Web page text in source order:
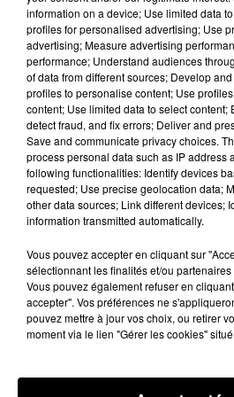
Publié : 10 septembre 2018
Charbonnel
pourrait investir 30 millions
marque.
Le tribunal devrait rendre
septembre
En attendant, l’homme
spécialisé dans l’immobilier
aussi intéressé par la
Toys’R’Us également en
déposé une offre. Le
décision en
information on a device; Use limited data
profiles for personalised advertising; Use
advertising; Measure advertising
performance; Understand audiences
of data from different sources; Develop
profiles to personalise content; Use
content; Use limited data to select content;
detect fraud, and fix errors; Deliver and
Save and communicate privacy choices.
process personal data such as IP address
following functionalities: Identify devices
requested; Use precise geolocation data;
other data sources; Link different devices;
information transmitted automatically.
Vous pouvez accepter en cliquant sur
sélectionnant les finalités et/ou
Vous pouvez également refuser en
accepter". Vos préférences ne
pouvez mettre à jour vos choix, ou retirer
moment via le lien "Gérer les cookies"